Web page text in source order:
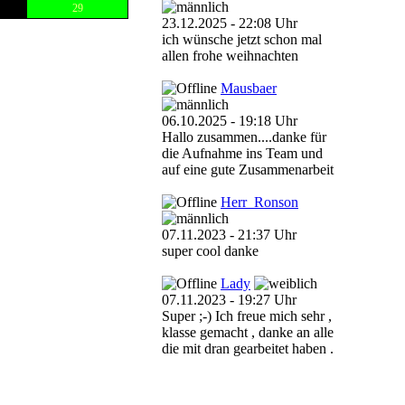
29
23.12.2025 - 22:08 Uhr
ich wünsche jetzt schon mal
allen frohe weihnachten
Mausbaer
06.10.2025 - 19:18 Uhr
Hallo zusammen....danke für
die Aufnahme ins Team und
auf eine gute Zusammenarbeit
Herr_Ronson
07.11.2023 - 21:37 Uhr
super cool danke
Lady
07.11.2023 - 19:27 Uhr
Super ;-) Ich freue mich sehr ,
klasse gemacht , danke an alle
die mit dran gearbeitet haben .